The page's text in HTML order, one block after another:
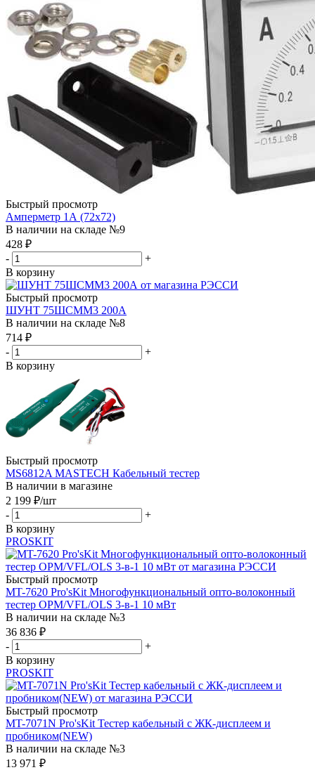
Быстрый просмотр
Амперметр 1А (72х72)
В наличии на складе №9
428 ₽
-
+
В корзину
Быстрый просмотр
ШУНТ 75ШСММ3 200А
В наличии на складе №8
714 ₽
-
+
В корзину
Быстрый просмотр
MS6812A MASTECH Кабельный тестер
В наличии в магазине
2 199 ₽/шт
-
+
В корзину
PROSKIT
Быстрый просмотр
MT-7620 Pro'sKit Многофункциональный опто-волоконный
тестер OPM/VFL/OLS 3-в-1 10 мВт
В наличии на складе №3
36 836 ₽
-
+
В корзину
PROSKIT
Быстрый просмотр
MT-7071N Pro'sKit Тестер кабельный с ЖК-дисплеем и
пробником(NEW)
В наличии на складе №3
13 971 ₽